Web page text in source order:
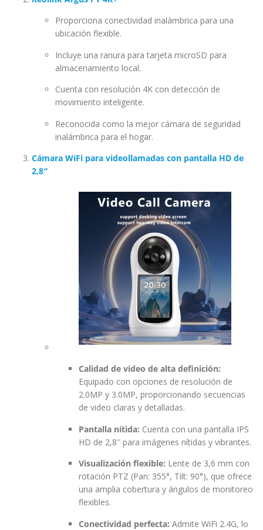
Proporciona conectividad inalámbrica para una
ubicación flexible.
Incluye una ranura para tarjeta microSD para
almacenamiento local.
Cuenta con resolución 4K con detección de
movimiento inteligente.
Reconocida como la mejor cámara de seguridad
inalámbrica para el hogar.
Cámara WiFi para videollamadas con pantalla HD de
2,8″
Calidad de video de alta definición:
Equipado con opciones de resolución de
2.0MP y 3.0MP, proporcionando secuencias
de video claras y detalladas.
Pantalla nítida: Cuenta con una pantalla IPS
HD de 2,8″ para imágenes nítidas y vibrantes.
Visualización flexible: Lente de 3,6 mm con
rotación PTZ (Pan: 355°, Tilt: 90°), que ofrece
una amplia cobertura y ángulos de monitoreo
flexibles.
Conectividad perfecta: Admite WiFi 2.4G, lo